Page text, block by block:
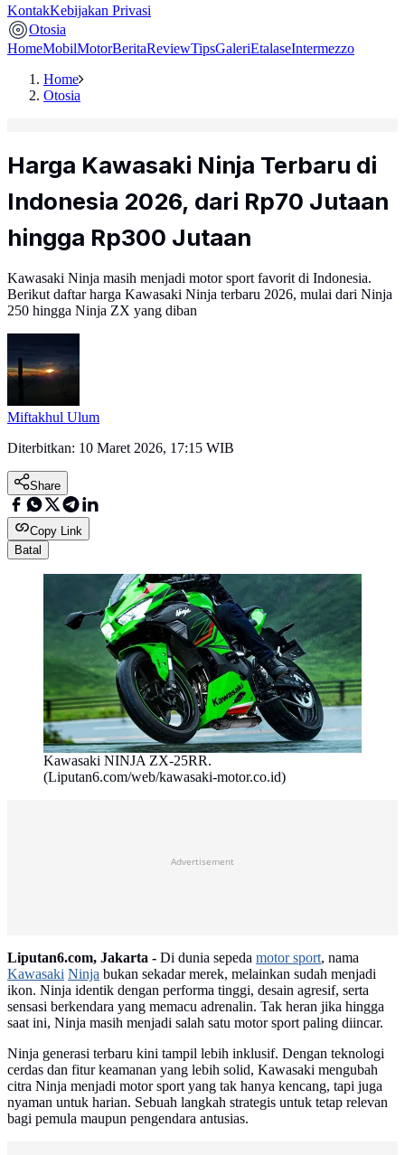
KontakKebijakan Privasi
Otosia
HomeMobilMotorBeritaReviewTipsGaleriEtalaseIntermezzo
Home
Otosia
Harga Kawasaki Ninja Terbaru di
Indonesia 2026, dari Rp70 Jutaan
hingga Rp300 Jutaan
Kawasaki Ninja masih menjadi motor sport favorit di Indonesia.
Berikut daftar harga Kawasaki Ninja terbaru 2026, mulai dari Ninja
250 hingga Ninja ZX yang diban
Miftakhul Ulum
Diterbitkan: 10 Maret 2026, 17:15 WIB
Share
Copy Link
Batal
Kawasaki NINJA ZX-25RR.
(Liputan6.com/web/kawasaki-motor.co.id)
Advertisement
Liputan6.com, Jakarta - Di dunia sepeda motor sport, nama
Kawasaki Ninja bukan sekadar merek, melainkan sudah menjadi
ikon. Ninja identik dengan performa tinggi, desain agresif, serta
sensasi berkendara yang memacu adrenalin. Tak heran jika hingga
saat ini, Ninja masih menjadi salah satu motor sport paling diincar.
Ninja generasi terbaru kini tampil lebih inklusif. Dengan teknologi
cerdas dan fitur keamanan yang lebih solid, Kawasaki mengubah
citra Ninja menjadi motor sport yang tak hanya kencang, tapi juga
nyaman untuk harian. Sebuah langkah strategis untuk tetap relevan
bagi pemula maupun pengendara antusias.